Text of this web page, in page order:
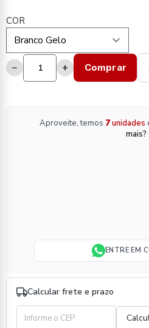
COR
− + Comprar
Aproveite, temos 7unidades
mais?
ENTRE EM
Calcular frete e prazo